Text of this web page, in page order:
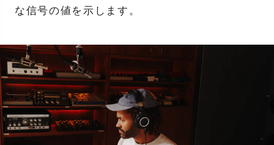
な信号の値を示します。